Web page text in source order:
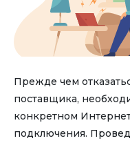
Прежде чем
поставщика,
конкретном
подключения.